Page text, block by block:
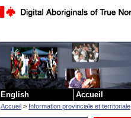
English Accueil
Accueil > Information provinciale et territoriale